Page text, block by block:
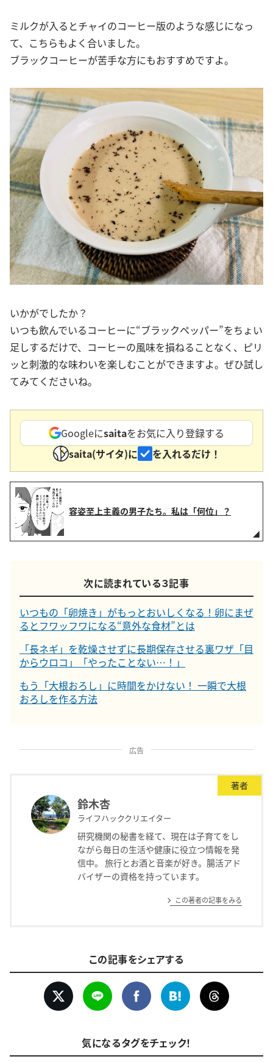
ミルクが入るとチャイのコーヒー版のような感じになっ
て、こちらもよく合いました。
ブラックコーヒーが苦手な方にもおすすめですよ。
いかがでしたか？
いつも飲んでいるコーヒーに“ブラックペッパー”をちょい
足しするだけで、コーヒーの風味を損ねることなく、ピリ
ッと刺激的な味わいを楽しむことができますよ。ぜひ試し
てみてくださいね。
Googleにsaitaをお気に入り登録する
saita(サイタ)に
を入れるだけ！
容姿至上主義の男子たち。私は「何位」？
次に読まれている３記事
いつもの「卵焼き」がもっとおいしくなる！卵にまぜ
るとフワッフワになる“意外な食材”とは
「長ネギ」を乾燥させずに長期保存させる裏ワザ「目
からウロコ」「やったことない…！」
もう「大根おろし」に時間をかけない！ 一瞬で大根
おろしを作る方法
広告
著者
鈴木杏
ライフハッククリエイター
研究機関の秘書を経て、現在は子育てをし
ながら毎日の生活や健康に役立つ情報を発
信中。 旅行とお酒と音楽が好き。腸活アド
バイザーの資格を持っています。
この著者の記事をみる
この記事をシェアする
気になるタグをチェック！